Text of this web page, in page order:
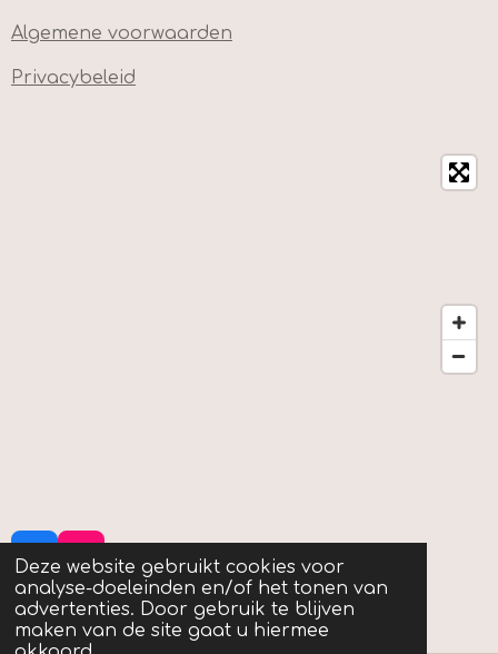
Deze website gebruikt cookies voor
analyse-doeleinden en/of het tonen van
advertenties. Door gebruik te blijven
maken van de site gaat u hiermee
Algemene voorwaarden
Privacybeleid
F
a
c
e
b
I
n
s
t
a
© 2024 - 2024 Mijn pretecho
Powered byJouwWeb